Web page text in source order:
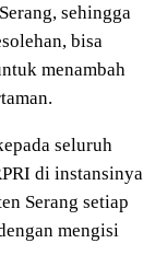
sehingga
bisa
menambah
seluruh
di instansinya
Serang setiap
mengisi